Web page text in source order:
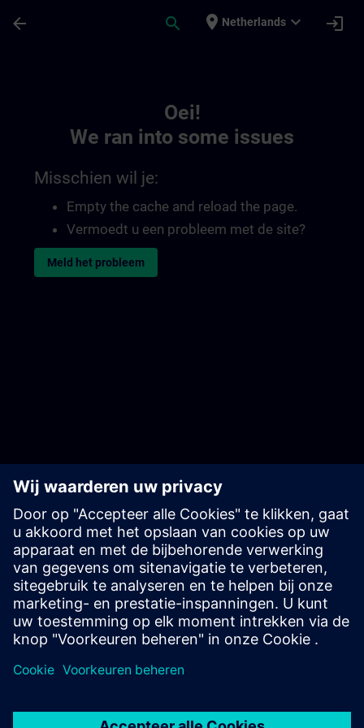
arrow_back search place Netherlands expand_more login
Oei!
We ran into some issues
Misschien wil je:
Empty the cache and reload the page.
Vermoedt u een probleem met de site?
Meld het probleem